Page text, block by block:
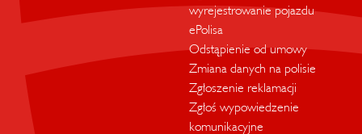
wyrejestrowanie pojazdu
ePolisa
Odstąpienie od umowy
Zmiana danych na polisie
Zgłoszenie reklamacji
Zgłoś wypowiedzenie
komunikacyjne